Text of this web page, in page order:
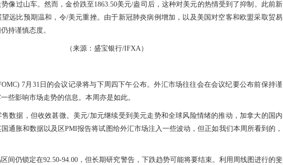
像过山车。然而，金价跌至1863.50美元/盎司后，这种对美元的热情受到了抑制。此前新
远比预期温和，令/美元重挫。由于新冠肺炎病例增加，以及美国对空客和欧盟采取贸易
持谨慎态度。
（来源：盛宝银行/IFXA）
7月31日的会议记录将与下周四下午公布。外汇市场往往会在会议纪要公布前保持谨
些影响市场走势的信息。本周亦是如此。
数据，但收效甚微。美元/加元继续受到美元走势和全球风险情绪的推动，加拿大的国内
通胀和数据以及区PMI报告将试图给外汇市场注入一些波动，但正如我们本周所看到的，
间仍锁定在92.50-94.00，但长期研究警告，下跌趋势可能将要结束。利用周线图进行的斐